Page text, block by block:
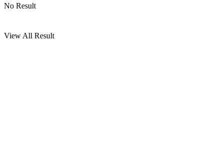
No Result
View All Result